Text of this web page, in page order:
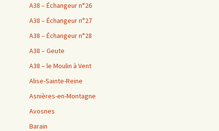
A38 – Échangeur n°26
A38 – Échangeur n°27
A38 – Échangeur n°28
A38 – Geute
A38 – le Moulin à Vent
Alise-Sainte-Reine
Asnières-en-Montagne
Avosnes
Barain